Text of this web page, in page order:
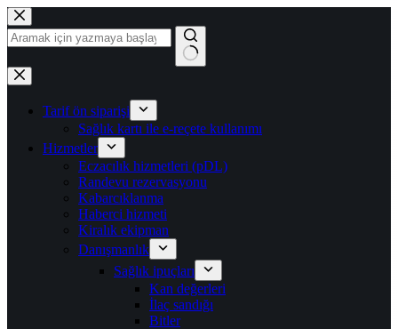
İçeriğe
geç
Sonuç
yok
Tarif ön siparişi
Sağlık kartı ile e-reçete kullanımı
Hizmetler
Eczacılık hizmetleri (pDL)
Randevu rezervasyonu
Kabarcıklanma
Haberci hizmeti
Kiralık ekipman
Danışmanlık
Sağlık ipuçları
Kan değerleri
İlaç sandığı
Bitler